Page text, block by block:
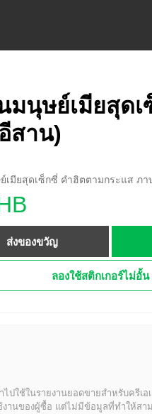
มนุษย์เมียสุด
สาน)
เมียสุดเซ็กซี่ คำฮิตตามกระแส ภา
ส่งของขวัญ
ลองใช้สติกเกอร์ไม่อั้
ปใช้ในรายงานยอดขายสำหรับครีเอ
านของผู้ซื้อ แต่ไม่มีข้อมูลที่ทำให้สา